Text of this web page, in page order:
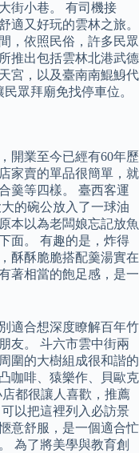
街小巷。 有司機接
適又好玩的雲林之旅。
，依照民俗，許多民眾
推出包括雲林北港武德
宮，以及臺南南鯤鯓代
眾拜廟免找停車位。
開業至今已經有60年歷
家賣的單品很簡單，就
羹等四樣。 臺西客運
的碗公放入了一球油
本以為老闆娘忘記放魚
面。 有趣的是，炸得
酥酥脆脆搭配羹湯實在
著相當的飽足感，是一
適合想深度瞭解百年竹
友。 斗六市雲中街兩
圍的大樹組成很和諧的
咖啡、猿樂作、貝歐克
都很讓人喜歡，推薦
以把這裡列入必訪景
意舒服，是一個適合忙
為了將美學與教育創